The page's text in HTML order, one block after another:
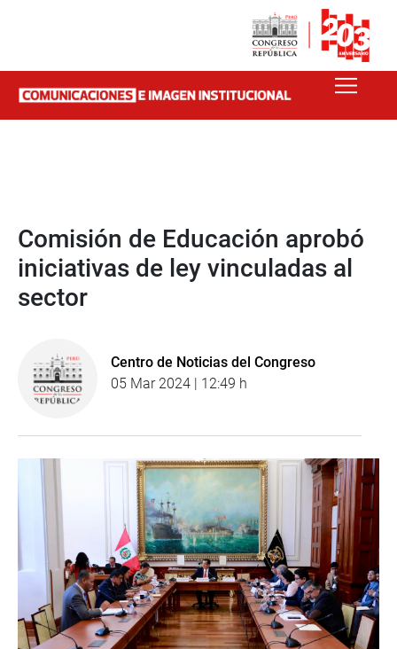
Comisión de Educación aprobó
iniciativas de ley vinculadas al
sector
Centro de Noticias del Congreso
05 Mar 2024 | 12:49 h